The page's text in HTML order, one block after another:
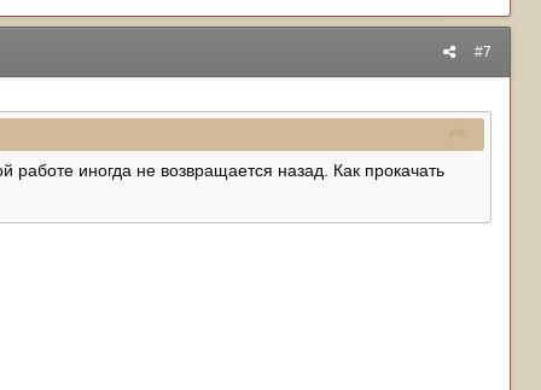
#7
иногда не возвращается назад. Как прокачать